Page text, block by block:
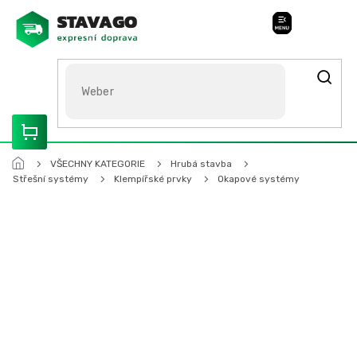
obsah
ROZVÁŽÍME OLOMOUCKO, SVITAVSKO, ŠUMPERSKO, BRNO,
PARDUBICE, HRADEC KRÁLOVÉ
VŠECHNY KATEGORIE
Hrubá stavba
Střešní systémy
Klempířské prvky Okapové systémy
Stavago Podpora